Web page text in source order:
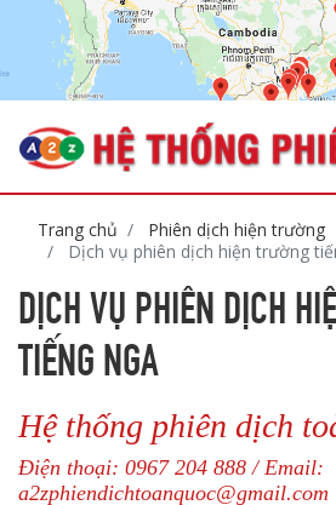
Trang chủ
Phiên dịch hiện trường
Dịch vụ phiên dịch hiện trường
DỊCH VỤ PHIÊN DỊCH
TIẾNG NGA
Hệ thống phiên dịch
Điện thoại: 0967 204 888 / Email:
a2zphiendichtoanquoc@gmail.com